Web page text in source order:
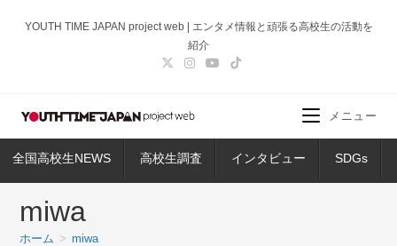
ス
ッ
YOUTH TIME JAPAN project web | エンタメ情報と頑張る高校生の活動を
紹介
全国高校生NEWS 高校生調査 インタビュー SDGs
メニュー
miwa
ホーム > miwa